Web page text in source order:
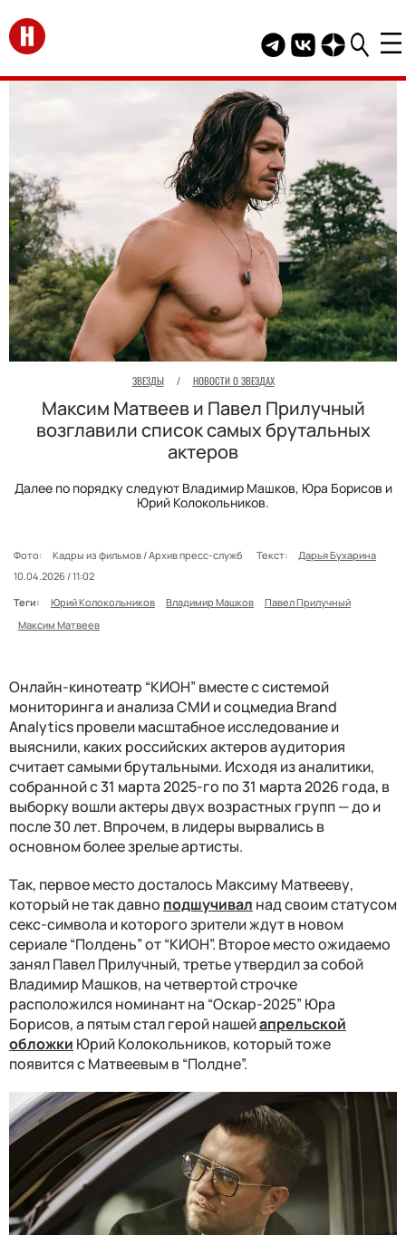
Перейти на главную
Telegram канал
Группа HELLO
Канал
ЗВЕЗДЫ / НОВОСТИ О ЗВЕЗДАХ
Максим Матвеев и Павел Прилучный
возглавили список самых брутальных
актеров
Далее по порядку следуют Владимир Машков, Юра Борисов и
Юрий Колокольников.
Фото: Кадры из фильмов / Архив пресс-служб Текст:
Дарья Бухарина
10.04.2026 / 11:02
Теги:
Юрий Колокольников Владимир Машков
Павел Прилучный
Максим Матвеев
Онлайн-кинотеатр “КИОН” вместе с системой
мониторинга и анализа СМИ и соцмедиа Brand
Analytics провели масштабное исследование и
выяснили, каких российских актеров аудитория
считает самыми брутальными. Исходя из аналитики,
собранной с 31 марта 2025-го по 31 марта 2026 года, в
выборку вошли актеры двух возрастных групп — до и
после 30 лет. Впрочем, в лидеры вырвались в
основном более зрелые артисты.
Так, первое место досталось Максиму Матвееву,
который не так давно подшучивал над своим статусом
секс-символа и которого зрители ждут в новом
сериале “Полдень” от “КИОН”. Второе место ожидаемо
занял Павел Прилучный, третье утвердил за собой
Владимир Машков, на четвертой строчке
расположился номинант на “Оскар-2025” Юра
Борисов, а пятым стал герой нашейапрельской
обложки Юрий Колокольников, который тоже
появится с Матвеевым в “Полдне”.